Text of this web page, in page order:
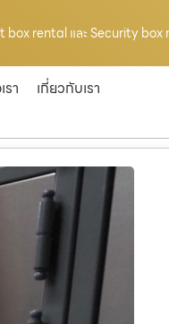
box rental และ Security box
า
เกี่ยวกับเรา